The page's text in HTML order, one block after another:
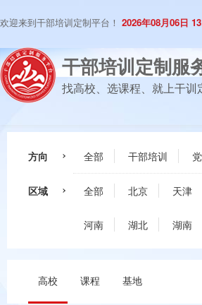
欢迎来到干部培训定制平台！ 2026年08月06日
干部培训定制服
找高校、选课程、就上干训
方向 全部 干部培训
区域 全部 北京 天津
河南 湖北 湖南
高校 课程 基地